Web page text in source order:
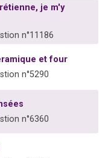
je m'y
n°11186
et four
n°5290
n°6360